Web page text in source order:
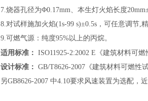
7.烧器孔径为Φ0.17mm、本生灯火焰长度
8.对试样施加火焰(1s-99 s)±0.5s，可任意调节,精
9.可燃气源：纯度95%以上的丙烷。
适用标准： ISO11925-2:2002 E《建筑材料可燃
设计标准： GB/T8626-2007《建筑材料可燃性
另GB8626-2007 中4.10要求风速装置为选配